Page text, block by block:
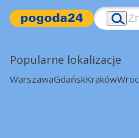
Popularne lokalizacje
WarszawaGdańskKraków